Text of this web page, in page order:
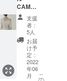
かへ愛
を伝え
るお手
紙に
も、
使って
もらえ
ます。
ステッ
の映像
です。
支援者
にはオ
ンライ
ンでの
リンク
チケッ
トが
材、肩
から手
首にか
けての
カーブ
が女性
らしさ
と唯一
無二さ
CAMPF
IRE特別
つめあ
わせ
セッ
ト】 ポ
スト
カー
ド、ス
テッ
支援
者：
5人
お届
け予
定：
2022
年06
月
こ